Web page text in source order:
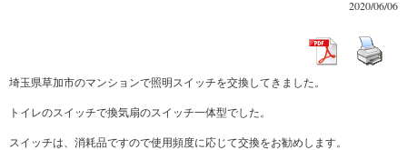
2020/06/06
埼玉県草加市のマンションで照明スイッチを交換してきました。
トイレのスイッチで換気扇のスイッチ一体型でした。
スイッチは、消耗品ですので使用頻度に応じて交換をお勧めします。